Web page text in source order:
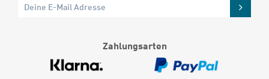
Zahlungsarten